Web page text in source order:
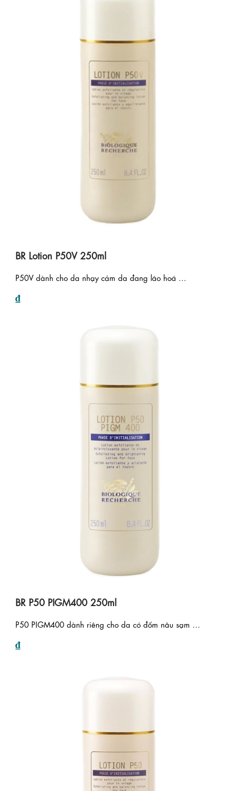
BR Lotion P50V 250ml
P50V dành cho da nhạy cảm da đang lão hoá ...
₫
BR P50 PIGM400 250ml
P50 PIGM400 dành riêng cho da có đốm nâu sạm ...
₫